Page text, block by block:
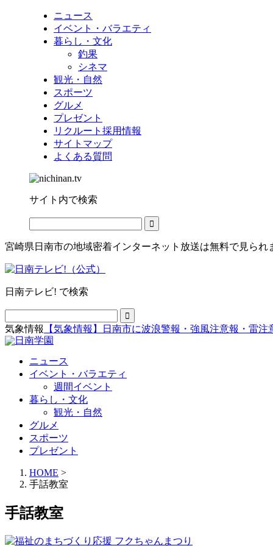
ニュース
イベント・バラエティ
暮らし・文化
釣果
シネマ
観光・自然
スポーツ
グルメ
プレゼント
リクルート採用情報
サイトマップ
よくある質問
サイト内で検索
宮崎県日南市の地域密着インターネット放送は無料で見られ
日南テレビ! で検索
気象情報 【気象情報】日南市に波浪警報・強風注意報・雷注
ニュース
イベント・バラエティ
週間イベント
暮らし・文化
観光・自然
グルメ
スポーツ
プレゼント
HOME >
手話教室
手話教室